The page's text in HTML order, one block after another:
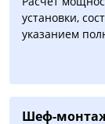
установки,
указанием
Шеф-